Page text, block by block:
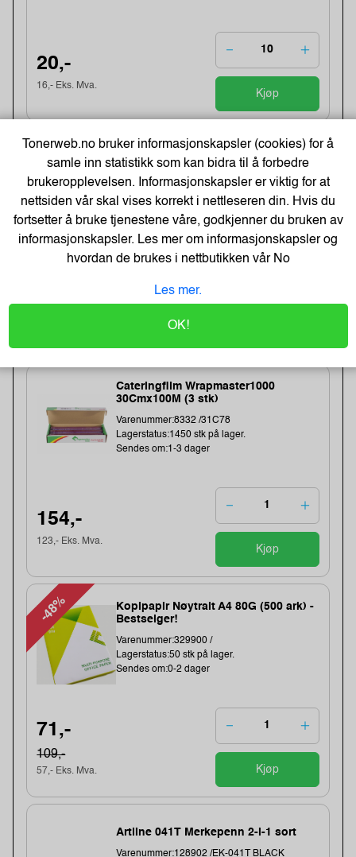
20,-
16,- Eks. Mva.
Kjøp
Energizer Lithium AA/L91 Batterier
(10-pk)
Varenummer:149006 /639753
Sendes om:0-2 dager
261,-
Cateringfilm Wrapmaster1000
30Cmx100M (3 stk)
Varenummer:8332 /31C78
Lagerstatus:1450 stk på lager.
Sendes om:1-3 dager
154,-
123,- Eks. Mva.
Kjøp
-48%
Kopipapir Nøytralt A4 80G (500 ark) -
Bestselger!
Varenummer:329900 /
Lagerstatus:50 stk på lager.
Sendes om:0-2 dager
71,-
109,-
57,- Eks. Mva. Kjøp
Artline 041T Merkepenn 2-i-1 sort
Varenummer:128902 /EK-041T BLACK
Tonerweb.no bruker informasjonskapsler (cookies) for å
samle inn statistikk som kan bidra til å forbedre
brukeropplevelsen. Informasjonskapsler er viktig for at
nettsiden vår skal vises korrekt i nettleseren din. Hvis du
fortsetter å bruke tjenestene våre, godkjenner du bruken av
informasjonskapsler. Les mer om informasjonskapsler og
hvordan de brukes i nettbutikken vårNo
Les mer.
OK!